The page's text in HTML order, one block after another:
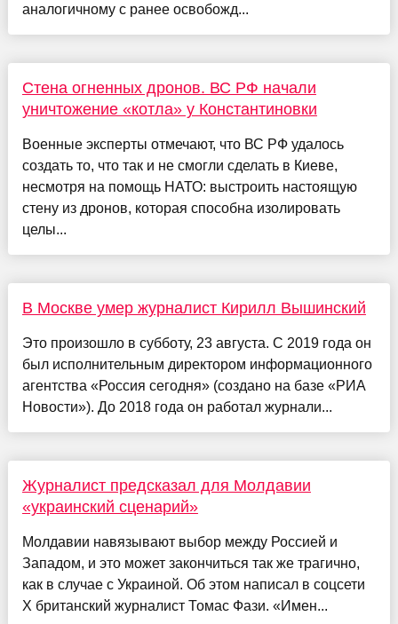
аналогичному с ранее освобожд...
Стена огненных дронов. ВС РФ начали
уничтожение «котла» у Константиновки
Военные эксперты отмечают, что ВС РФ удалось
создать то, что так и не смогли сделать в Киеве,
несмотря на помощь НАТО: выстроить настоящую
стену из дронов, которая способна изолировать
целы...
В Москве умер журналист Кирилл Вышинский
Это произошло в субботу, 23 августа. С 2019 года он
был исполнительным директором информационного
агентства «Россия сегодня» (создано на базе «РИА
Новости»). До 2018 года он работал журнали...
Журналист предсказал для Молдавии
«украинский сценарий»
Молдавии навязывают выбор между Россией и
Западом, и это может закончиться так же трагично,
как в случае с Украиной. Об этом написал в соцсети
X британский журналист Томас Фази. «Имен...